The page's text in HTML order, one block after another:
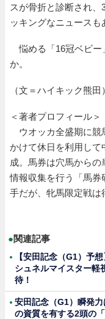
スが骨折と診断され
ッキングなニュースも
悩める「16冠ベビー
か。
（文＝ハイキック熊田）
＜著者プロフィール＞
ウオッカ全盛期に競
かけて休日を利用して
成。馬券は穴馬から
情報収集を行う「馬
手だが、牝馬限定戦は
●関連記事
【安田記念（G1）予
シュネルマイスター軽
待！
安田記念（G1）瞬発
の資質を有する2頭の